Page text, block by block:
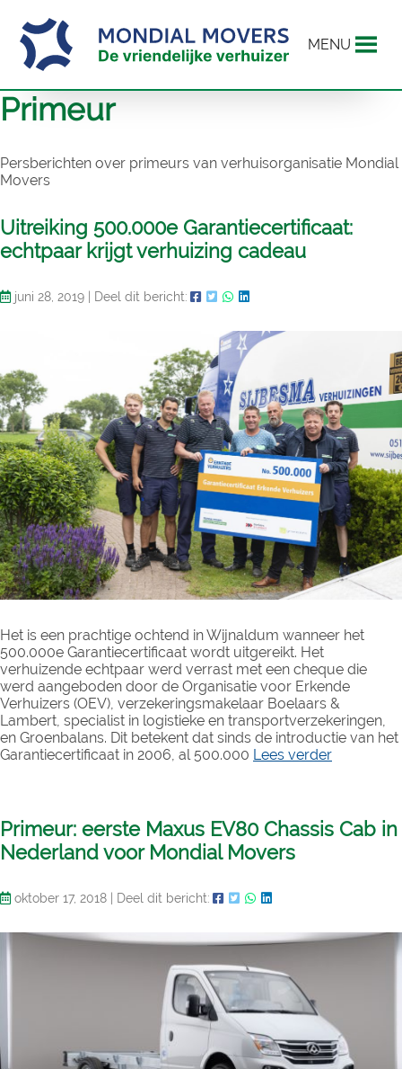
MENU
Primeur
Persberichten over primeurs van verhuisorganisatie Mondial
Movers
Uitreiking 500.000e Garantiecertificaat:
echtpaar krijgt verhuizing cadeau
juni 28, 2019 Deel dit bericht:
Het is een prachtige ochtend in Wijnaldum wanneer het
500.000e Garantiecertificaat wordt uitgereikt. Het
verhuizende echtpaar werd verrast met een cheque die
werd aangeboden door de Organisatie voor Erkende
Verhuizers (OEV), verzekeringsmakelaar Boelaars &
Lambert, specialist in logistieke en transportverzekeringen,
en Groenbalans. Dit betekent dat sinds de introductie van het
Garantiecertificaat in 2006, al 500.000 Lees verder
Primeur: eerste Maxus EV80 Chassis Cab in
Nederland voor Mondial Movers
oktober 17, 2018 Deel dit bericht: